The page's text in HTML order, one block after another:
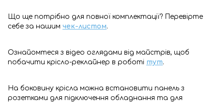
Що ще потрібно для повної комплектації? Перевірте
себе за нашим чек-листом.
Ознайомтеся з відео оглядами від майстрів, щоб
побачити крісло-реклайнер в роботі тут.
На боковину крісла можна встановити панель з
розетками для підключення обладнання та для